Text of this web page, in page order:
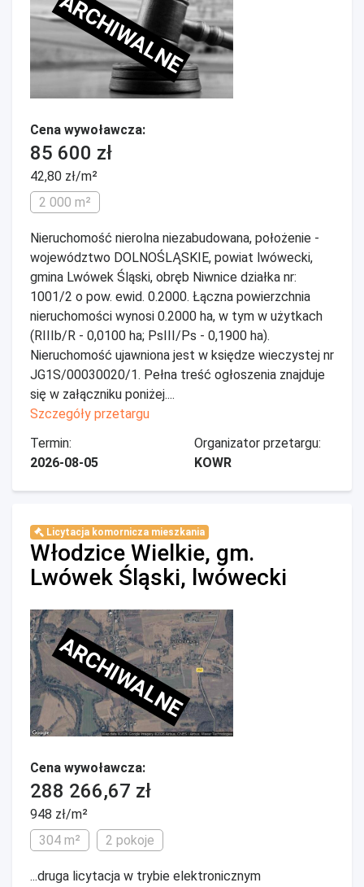
ARCHIWALNE
Cena wywoławcza:
85 600 zł
42,80 zł/m²
2 000 m²
Nieruchomość nierolna niezabudowana, położenie -
województwo DOLNOŚLĄSKIE, powiat lwówecki,
gmina Lwówek Śląski, obręb Niwnice działka nr:
1001/2 o pow. ewid. 0.2000. Łączna powierzchnia
nieruchomości wynosi 0.2000 ha, w tym w użytkach
(RIIIb/R - 0,0100 ha; PsIII/Ps - 0,1900 ha).
Nieruchomość ujawniona jest w księdze wieczystej nr
JG1S/00030020/1. Pełna treść ogłoszenia znajduje
się w załączniku poniżej....
Szczegóły przetargu
Termin:
2026-08-05
Organizator przetargu:
KOWR
Licytacja komornicza mieszkania
Włodzice Wielkie, gm.
Lwówek Śląski, lwówecki
ARCHIWALNE
Cena wywoławcza:
288 266,67 zł
948 zł/m²
304 m²
2 pokoje
...druga licytacja w trybie elektronicznym